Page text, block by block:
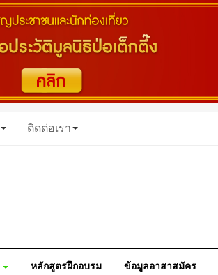
ติดต่อเรา
หลักสูตรฝึกอบรม ข้อมูลอาสาสมัคร